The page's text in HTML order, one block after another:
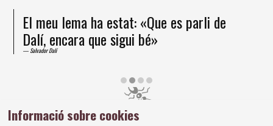
El meu lema ha estat: «Que es parli de
Dalí, encara que sigui bé»
Salvador Dalí
Informació sobre cookies